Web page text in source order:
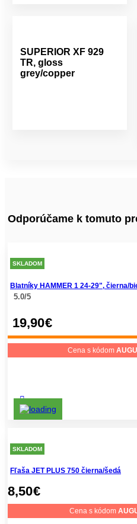
SUPERIOR XF 929
TR, gloss
grey/copper
Odporúčame k tomuto
SKLADOM
Blatníky HAMMER 1 24-29", čierna/
5.0/5
19,90€
Cena s kódom
SKLADOM
Fľaša JET PLUS 750 čierna/šedá
8,50€
Cena s kódom